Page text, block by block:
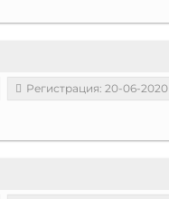
Регистрация: 20-06-2020